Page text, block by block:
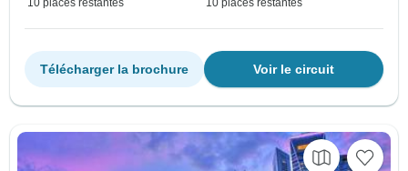
Voir le circuit
Télécharger la brochure